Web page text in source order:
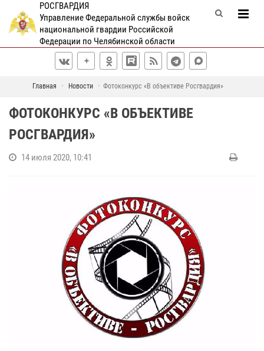
РОСГВАРДИЯ
Управление Федеральной службы войск
национальной гвардии Российской
Федерации по Челябинской области
Главная Новости Фотоконкурс «В объективе Росгвардия»
ФОТОКОНКУРС «В ОБЪЕКТИВЕ
РОСГВАРДИЯ»
14 июля 2020, 10:41